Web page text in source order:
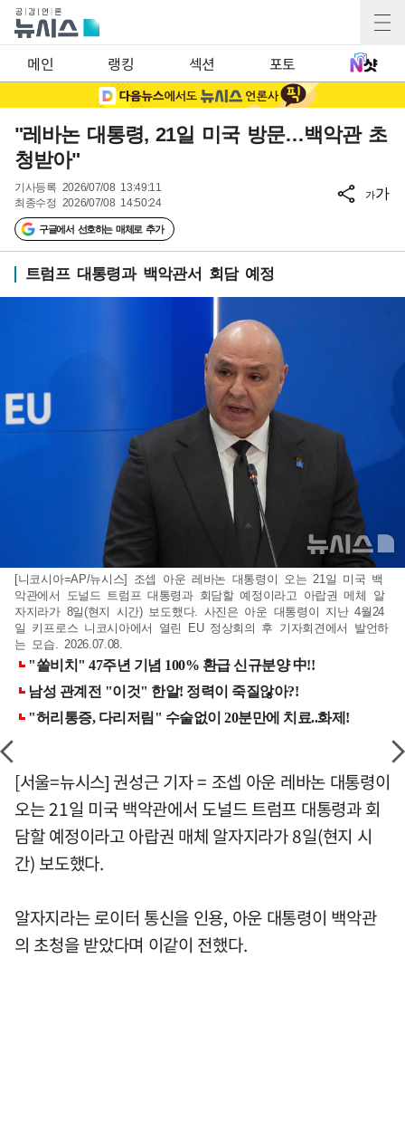
메인 랭킹 섹션 포토
"레바논 대통령, 21일 미국 방문…백악관 초
청받아"
기사등록 2026/07/08 13:49:11
최종수정 2026/07/08 14:50:24
구글에서 선호하는 매체로 추가
가가
트럼프 대통령과 백악관서 회담 예정
[니코시아=AP/뉴시스] 조셉 아운 레바논 대통령이 오는 21일 미국 백
악관에서 도널드 트럼프 대통령과 회담할 예정이라고 아랍권 메체 알
자지라가 8일(현지 시간) 보도했다. 사진은 아운 대통령이 지난 4월24
일 키프로스 니코시아에서 열린 EU 정상회의 후 기자회견에서 발언하
는 모습. 2026.07.08.
[서울=뉴시스] 권성근 기자 = 조셉 아운 레바논 대통령이
오는 21일 미국 백악관에서 도널드 트럼프 대통령과 회
담할 예정이라고 아랍권 매체 알자지라가 8일(현지 시
간) 보도했다.
알자지라는 로이터 통신을 인용, 아운 대통령이 백악관
의 초청을 받았다며 이같이 전했다.